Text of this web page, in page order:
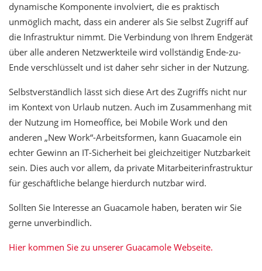
dynamische Komponente involviert, die es praktisch
unmöglich macht, dass ein anderer als Sie selbst Zugriff auf
die Infrastruktur nimmt. Die Verbindung von Ihrem Endgerät
über alle anderen Netzwerkteile wird vollständig Ende-zu-
Ende verschlüsselt und ist daher sehr sicher in der Nutzung.
Selbstverständlich lässt sich diese Art des Zugriffs nicht nur
im Kontext von Urlaub nutzen. Auch im Zusammenhang mit
der Nutzung im Homeoffice, bei Mobile Work und den
anderen „New Work“-Arbeitsformen, kann Guacamole ein
echter Gewinn an IT-Sicherheit bei gleichzeitiger Nutzbarkeit
sein. Dies auch vor allem, da private Mitarbeiterinfrastruktur
für geschäftliche belange hierdurch nutzbar wird.
Sollten Sie Interesse an Guacamole haben, beraten wir Sie
gerne unverbindlich.
Hier kommen Sie zu unserer Guacamole Webseite.